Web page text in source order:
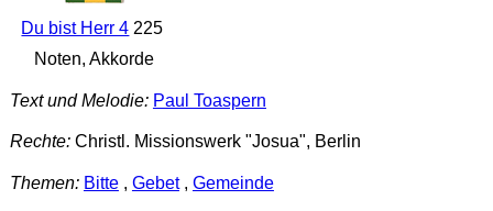
Du bist Herr 4 225
Noten, Akkorde
Text und Melodie: Paul Toaspern
Rechte:Christl. Missionswerk "Josua", Berlin
Themen: Bitte, Gebet, Gemeinde